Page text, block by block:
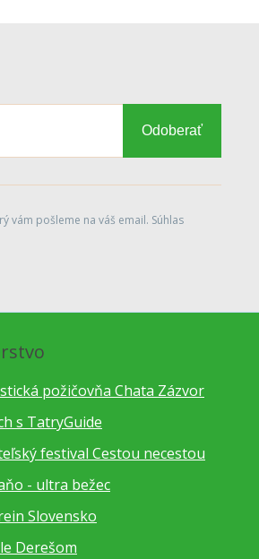
Odoberať
vám pošleme na váš email. Súhlas
požičovňa Chata Zázvor
s TatryGuide
festival Cestou necestou
- ultra bežec
Slovensko
Derešom